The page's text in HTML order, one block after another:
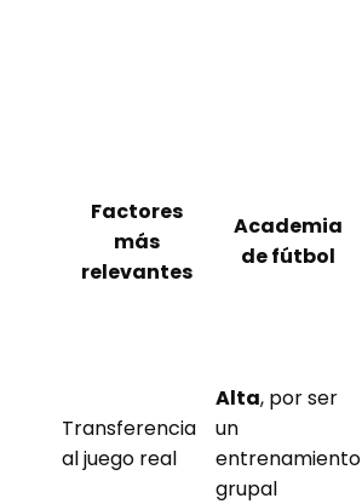
Factores
más
relevantes
Academia
de fútbol
Transferencia
al juego real
Alta, por ser
un
entrenamiento
grupal